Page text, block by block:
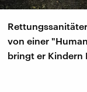
von einer
bringt er Kindern